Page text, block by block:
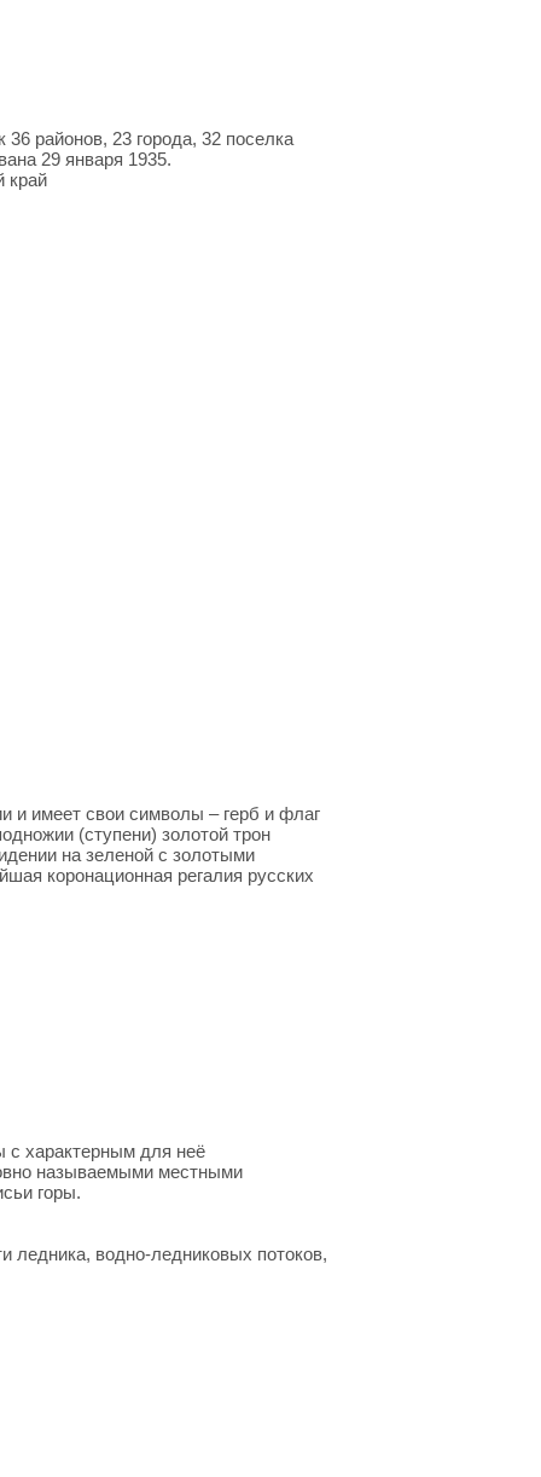
районов, 23 города, 32 поселка
29 января 1935.
край
и имеет свои символы – герб и флаг
(ступени) золотой трон
на зеленой с золотыми
коронационная регалия русских
с характерным для неё
называемыми местными
горы.
ледника, водно-ледниковых потоков,